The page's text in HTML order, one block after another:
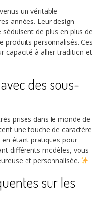
un véritable
années. Leur design
de plus en plus de
produits personnalisés. Ces
capacité à allier tradition et
des sous-
prisés dans le monde de
une touche de caractère
étant pratiques pour
différents modèles, vous
et personnalisée.
sur les